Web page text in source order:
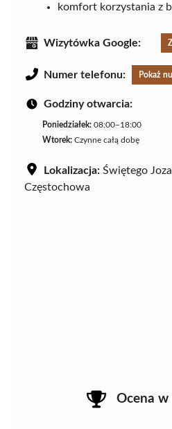
komfort korzystania z
Wizytówka Google:
Numer telefonu: Pokaż
Godziny otwarcia:
Poniedziałek: 08:00–18:00
Wtorek: Czynne całą dobę
Lokalizacja: Świętego
Częstochowa
Ocena